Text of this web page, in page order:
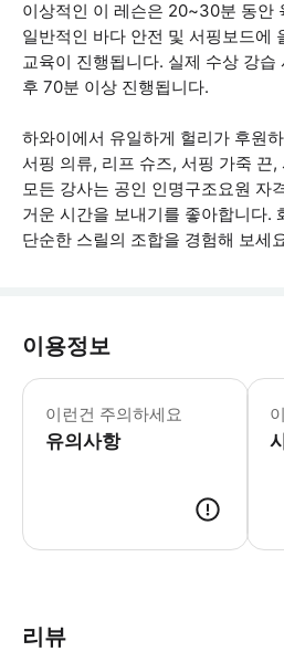
이상적인 이 레슨은 20~30분 동안
일반적인 바다 안전 및 서핑보드에
교육이 진행됩니다. 실제 수상 강
후 70분 이상 진행됩니다.
하와이에서 유일하게 헐리가 후원
서핑 의류, 리프 슈즈, 서핑 가죽 끈
모든 강사는 공인 인명구조요원 자
거운 시간을 보내기를 좋아합니다.
단순한 스릴의 조합을 경험해 보세
이용정보
이런건 주의하세요
유의사항
* 소
리뷰